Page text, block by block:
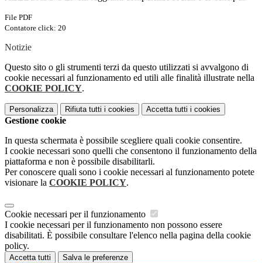
File PDF
Contatore click: 20
Notizie
Questo sito o gli strumenti terzi da questo utilizzati si avvalgono di
cookie necessari al funzionamento ed utili alle finalità illustrate nella
COOKIE POLICY.
Personalizza Rifiuta tutti i cookies Accetta tutti i cookies
Gestione cookie
In questa schermata è possibile scegliere quali cookie consentire.
I cookie necessari sono quelli che consentono il funzionamento della
piattaforma e non è possibile disabilitarli.
Per conoscere quali sono i cookie necessari al funzionamento potete
visionare la COOKIE POLICY.
Cookie necessari per il funzionamento
I cookie necessari per il funzionamento non possono essere
disabilitati. È possibile consultare l'elenco nella pagina della cookie
policy.
Accetta tutti Salva le preferenze